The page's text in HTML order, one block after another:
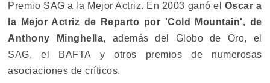
Premio SAG a la Mejor Actriz. En 2003 ganó el Oscar a
la Mejor Actriz de Reparto por 'Cold Mountain', de
Anthony Minghella, además del Globo de Oro, el
SAG, el BAFTA y otros premios de numerosas
asociaciones de críticos.